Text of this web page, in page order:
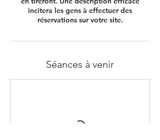
incitera les gens à effectuer des
réservations sur votre site.
Séances à venir